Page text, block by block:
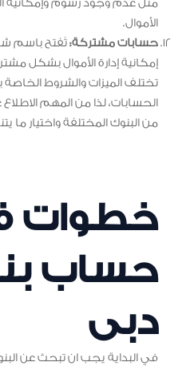
مثل عدم وجود رسوم وإمكانية
الأموال.
حسابات مشتركة:تُفتح باسم
إمكانية إدارة الأموال بشكل
تختلف الميزات والشروط
الحسابات، لذا من المهم
من البنوك المختلفة واختيار ما
خطوات
حساب
دبى
في البداية يجب ان تبحث عن